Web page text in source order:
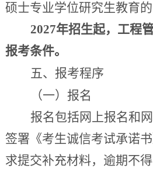
硕士专业学位研究生教育
2027年招生起，工程
报考条件。
五、报考程序
（一）报名
报名包括网上报名和
签署《考生诚信考试承诺
求提交补充材料，逾期不